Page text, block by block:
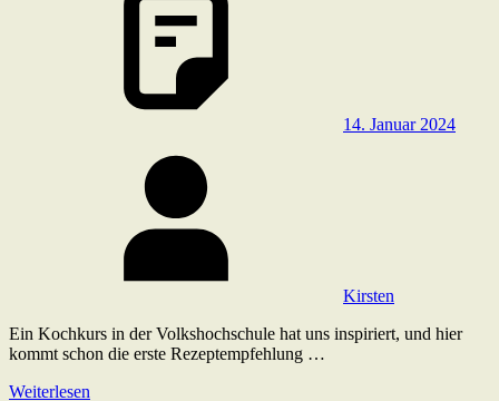
14. Januar 2024
Kirsten
Ein Kochkurs in der Volkshochschule hat uns inspiriert, und hier
kommt schon die erste Rezeptempfehlung …
Weiterlesen